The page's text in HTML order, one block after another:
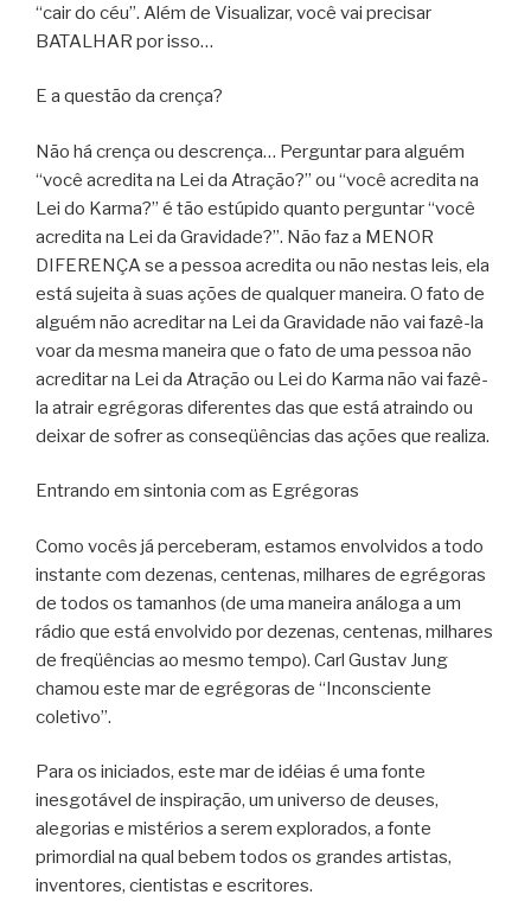
“cair do céu”. Além de Visualizar, você vai precisar
BATALHAR por isso…
E a questão da crença?
Não há crença ou descrença… Perguntar para alguém
“você acredita na Lei da Atração?” ou “você acredita na
Lei do Karma?” é tão estúpido quanto perguntar “você
acredita na Lei da Gravidade?”. Não faz a MENOR
DIFERENÇA se a pessoa acredita ou não nestas leis, ela
está sujeita à suas ações de qualquer maneira. O fato de
alguém não acreditar na Lei da Gravidade não vai fazê-la
voar da mesma maneira que o fato de uma pessoa não
acreditar na Lei da Atração ou Lei do Karma não vai fazê-
la atrair egrégoras diferentes das que está atraindo ou
deixar de sofrer as conseqüências das ações que realiza.
Entrando em sintonia com as Egrégoras
Como vocês já perceberam, estamos envolvidos a todo
instante com dezenas, centenas, milhares de egrégoras
de todos os tamanhos (de uma maneira análoga a um
rádio que está envolvido por dezenas, centenas, milhares
de freqüências ao mesmo tempo). Carl Gustav Jung
chamou este mar de egrégoras de “Inconsciente
coletivo”.
Para os iniciados, este mar de idéias é uma fonte
inesgotável de inspiração, um universo de deuses,
alegorias e mistérios a serem explorados, a fonte
primordial na qual bebem todos os grandes artistas,
inventores, cientistas e escritores.